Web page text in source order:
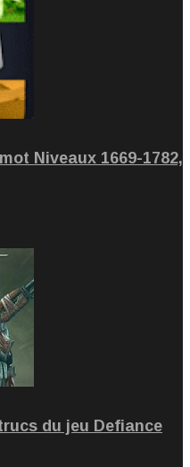
Niveaux 1669-1782,
du jeu Defiance